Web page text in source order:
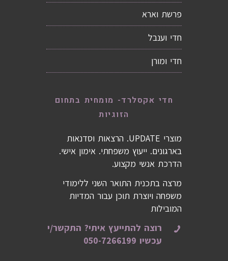
פרשת וארא
חדי וענבל
חדי ומורן
חדי אקסלרד- מומחית בתחום
הזוגיות
מוצרי UPDATE. הרצאות וסדנאות
בארגונים. ייעוץ משפחתי. אימון אישי.
הדרכת אנשי מקצוע.
מרצה בתכנית התואר השני ללימודי
משפחה ויוצרת תוכן עבור המדיות
המובילות
רוצה להתייעץ איתי? התקשר/י
עכשיו 050-7266199